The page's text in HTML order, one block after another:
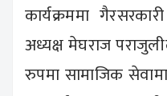
कार्यक्रममा
अध्यक्ष मेघराज
रुपमा सामाजिक